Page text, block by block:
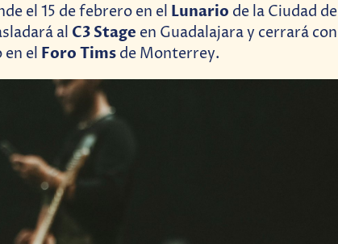
el 15 de febrero en el Lunario de la Ciudad de
al C3 Stage en Guadalajara y cerrará con
en el Foro Tims de Monterrey.